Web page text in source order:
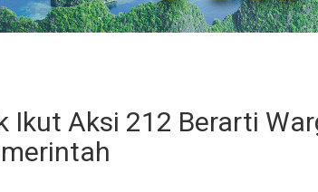
Ikut Aksi 212 Berarti